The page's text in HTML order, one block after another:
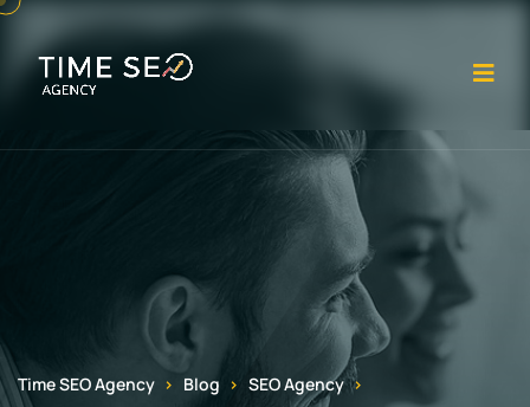
Time SEO Agency Blog
SEO Agency